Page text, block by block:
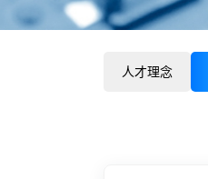
人才理念